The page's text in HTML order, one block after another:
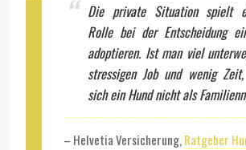
Die private Situation spielt eine zentrale
Rolle bei der Entscheidung
adoptieren. Ist man viel
stressigen Job und wenig
sich ein Hund nicht als
– Helvetia Versicherung,Ratgeber